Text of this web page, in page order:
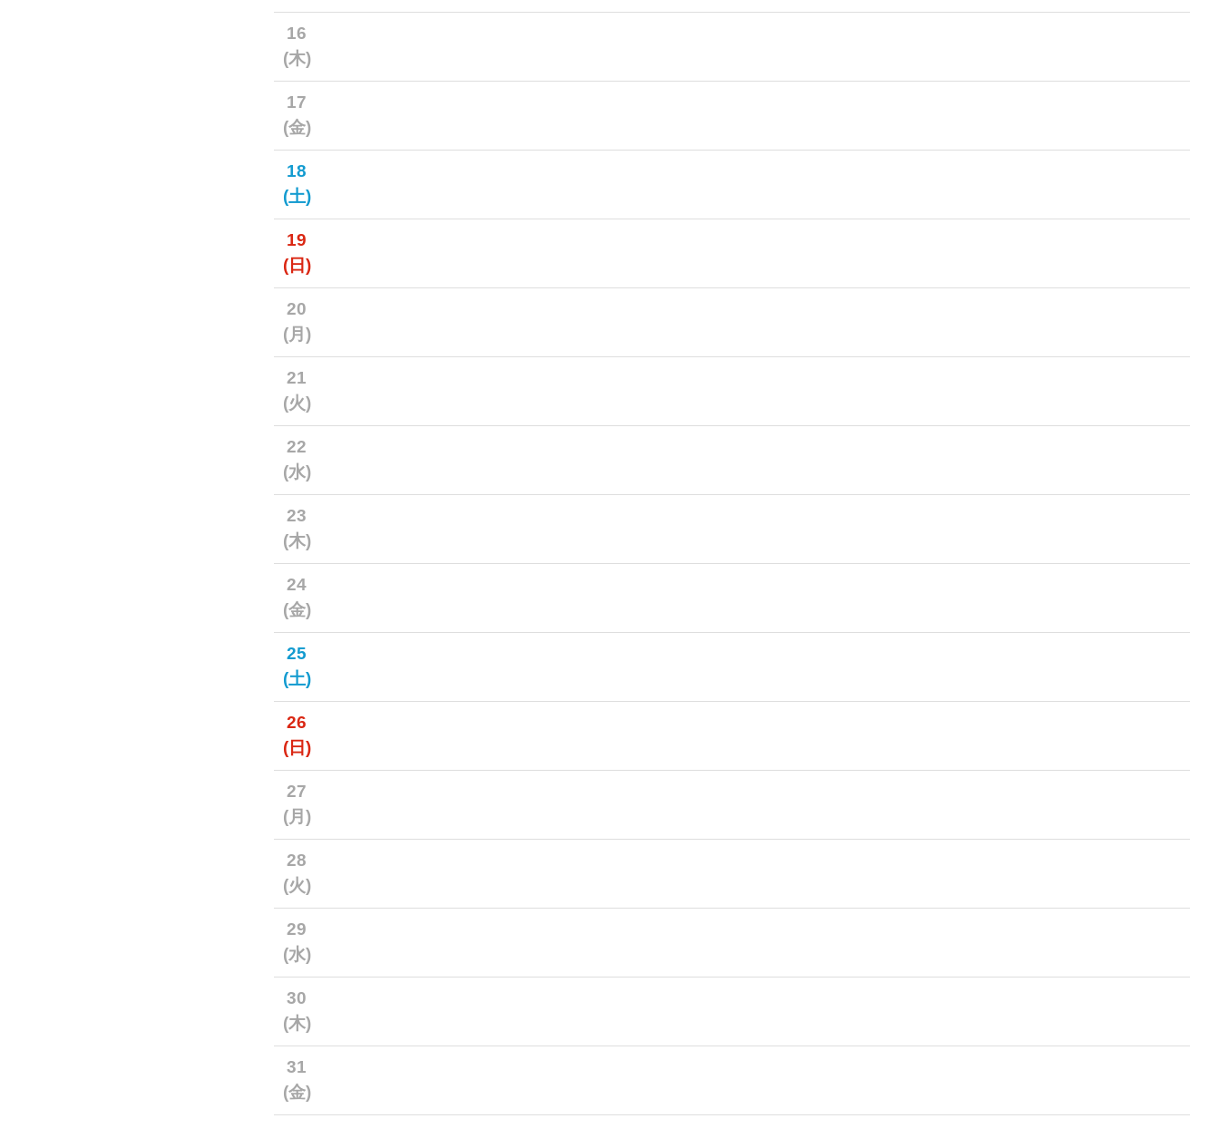
16
(木)
17
(金)
18
(土)
19
(日)
20
(月)
21
(火)
22
(水)
23
(木)
24
(金)
25
(土)
26
(日)
27
(月)
28
(火)
29
(水)
30
(木)
31
(金)